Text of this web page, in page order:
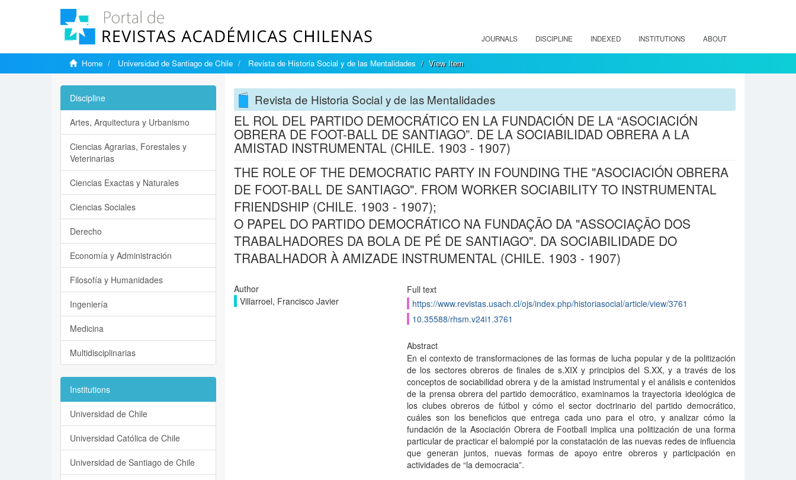
JOURNALS DISCIPLINE INDEXED INSTITUTIONS ABOUT
Home Universidad de Santiago de Chile Revista de Historia Social y de las Mentalidades View Item
Revista de Historia Social y de las Mentalidades
EL ROL DEL PARTIDO DEMOCRÁTICO EN LA FUNDACIÓN DE LA “ASOCIACIÓN
OBRERA DE FOOT-BALL DE SANTIAGO”. DE LA SOCIABILIDAD OBRERA A LA
AMISTAD INSTRUMENTAL (CHILE. 1903 - 1907)
THE ROLE OF THE DEMOCRATIC PARTY IN FOUNDING THE "ASOCIACIÓN OBRERA
DE FOOT-BALL DE SANTIAGO". FROM WORKER SOCIABILITY TO INSTRUMENTAL
FRIENDSHIP (CHILE. 1903 - 1907);
O PAPEL DO PARTIDO DEMOCRÁTICO NA FUNDAÇÃO DA "ASSOCIAÇÃO DOS
TRABALHADORES DA BOLA DE PÉ DE SANTIAGO". DA SOCIABILIDADE DO
TRABALHADOR À AMIZADE INSTRUMENTAL (CHILE. 1903 - 1907)
Author
Villarroel, Francisco Javier
Full text
https://www.revistas.usach.cl/ojs/index.php/historiasocial/article/view/3761
10.35588/rhsm.v24i1.3761
Abstract
En el contexto de transformaciones de las formas de lucha popular y de la politización
de los sectores obreros de finales de s.XIX y principios del S.XX, y a través de los
conceptos de sociabilidad obrera y de la amistad instrumental y el análisis e contenidos
de la prensa obrera del partido democrático, examinamos la trayectoria ideológica de
los clubes obreros de fútbol y cómo el sector doctrinario del partido democrático,
cuáles son los beneficios que entrega cada uno para el otro, y analizar cómo la
fundación de la Asociación Obrera de Football implica una politización de una forma
particular de practicar el balompié por la constatación de las nuevas redes de influencia
que generan juntos, nuevas formas de apoyo entre obreros y participación en
actividades de “la democracia”.
Discipline
Artes, Arquitectura y Urbanismo
Ciencias Agrarias, Forestales y
Veterinarias
Ciencias Exactas y Naturales
Ciencias Sociales
Derecho
Economía y Administración
Filosofía y Humanidades
Ingeniería
Medicina
Multidisciplinarias
Institutions
Universidad de Chile
Universidad Católica de Chile
Universidad de Santiago de Chile